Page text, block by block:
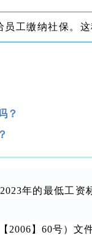
工缴纳社保。这
？
年的最低工资
】60号）文